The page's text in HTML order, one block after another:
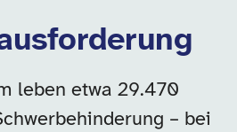
leben etwa 29.470
– bei